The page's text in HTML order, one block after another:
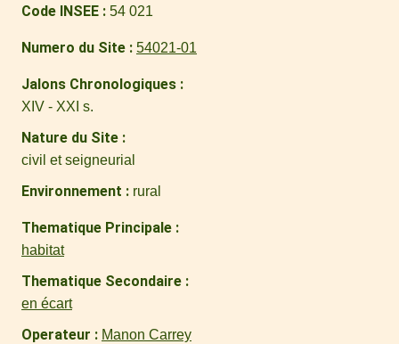
Code INSEE 54 021
Numero du Site 54021-01
Jalons Chronologiques
XIV - XXI s.
Nature du Site
civil et seigneurial
Environnement rural
Thematique Principale
habitat
Thematique Secondaire
en écart
Operateur Manon Carrey